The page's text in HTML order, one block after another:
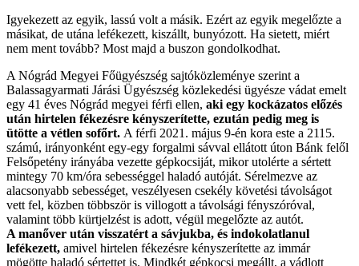
Igyekezett az egyik, lassú volt a másik. Ezért az egyik megelőzte a
másikat, de utána lefékezett, kiszállt, bunyózott. Ha sietett, miért
nem ment tovább? Most majd a buszon gondolkodhat.
A Nógrád Megyei Főügyészség sajtóközleménye szerint a
Balassagyarmati Járási Ügyészség közlekedési ügyésze vádat emelt
egy 41 éves Nógrád megyei férfi ellen, aki egy kockázatos előzés
után hirtelen fékezésre kényszerítette, ezután pedig meg is
ütötte a vétlen sofőrt. A férfi 2021. május 9-én kora este a 2115.
számú, irányonként egy-egy forgalmi sávval ellátott úton Bánk felől
Felsőpetény irányába vezette gépkocsiját, mikor utolérte a sértett
mintegy 70 km/óra sebességgel haladó autóját. Sérelmezve az
alacsonyabb sebességet, veszélyesen csekély követési távolságot
vett fel, közben többször is villogott a távolsági fényszóróval,
valamint több kürtjelzést is adott, végül megelőzte az autót.
A manőver után visszatért a sávjukba, és indokolatlanul
lefékezett, amivel hirtelen fékezésre kényszerítette az immár
mögötte haladó sértettet is. Mindkét gépkocsi megállt, a vádlott